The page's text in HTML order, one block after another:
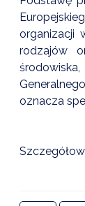
organizacji
rodzajów
oznacza